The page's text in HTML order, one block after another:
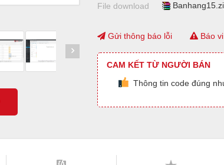
File download
Gửi thông báo lỗi Báo
CAM KẾT TỪ NGƯỜI BÁN
Thông tin code đúng